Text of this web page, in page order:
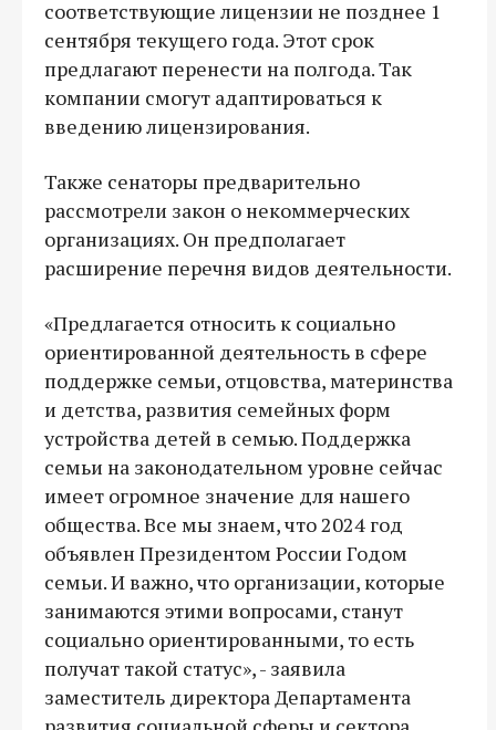
соответствующие лицензии не позднее 1
сентября текущего года. Этот срок
предлагают перенести на полгода. Так
компании смогут адаптироваться к
введению лицензирования.
Также сенаторы предварительно
рассмотрели закон о некоммерческих
организациях. Он предполагает
расширение перечня видов деятельности.
«Предлагается относить к социально
ориентированной деятельность в сфере
поддержке семьи, отцовства, материнства
и детства, развития семейных форм
устройства детей в семью. Поддержка
семьи на законодательном уровне сейчас
имеет огромное значение для нашего
общества. Все мы знаем, что 2024 год
объявлен Президентом России Годом
семьи. И важно, что организации, которые
занимаются этими вопросами, станут
социально ориентированными, то есть
получат такой статус», - заявила
заместитель директора Департамента